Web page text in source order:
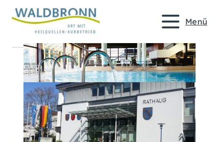
Menü